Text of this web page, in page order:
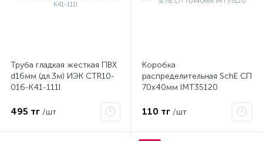
Труба гладкая жесткая ПВХ
d16мм (дл.3м) ИЭК CTR10-
016-K41-111I
495 тг /шт
Коробка
распределительная SchE СП
70х40мм IMT35120
110 тг /шт